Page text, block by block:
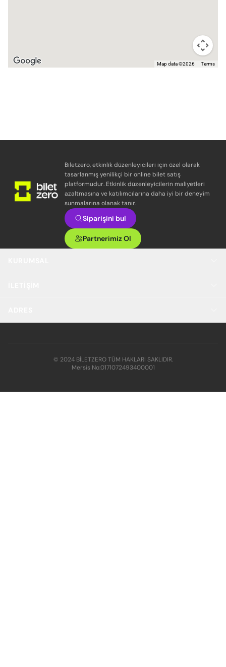
Map data ©2026 Terms
Biletzero, etkinlik düzenleyicileri için özel olarak
tasarlanmış yenilikçi bir online bilet satış
platformudur. Etkinlik düzenleyicilerin maliyetleri
azaltmasına ve katılımcılarına daha iyi bir deneyim
sunmalarına olanak tanır.
Siparişini bul
Partnerimiz Ol
© 2024 BİLETZERO TÜM HAKLARI SAKLIDIR.
Mersis No:0171072493400001